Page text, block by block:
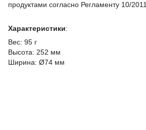
продуктами согласно Регламенту 10/2011.
Характеристики:
Вес: 95 г
Высота: 252 мм
Ширина: Ø74 мм